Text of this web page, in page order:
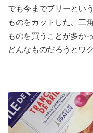
でも今までブリーとい
ものをカットした、三
ものを買うことが多か
どんなものだろうとワ